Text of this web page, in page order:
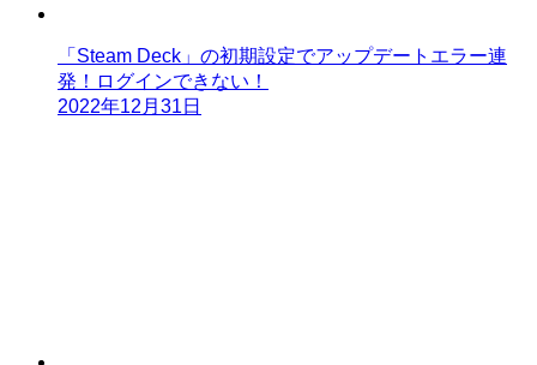
「Steam Deck」の初期設定でアップデートエラー連
発！ログインできない！
2022年12月31日